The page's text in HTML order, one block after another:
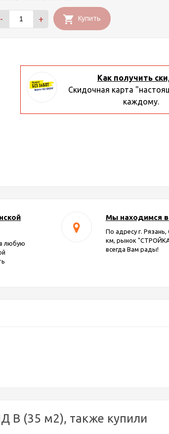
- + Купить
Как получить
Скидочная карта
каждому.
любую
Мы находимся в
По адресу г.
км, рынок
всегда Вам рады!
В (35 м2), также купили